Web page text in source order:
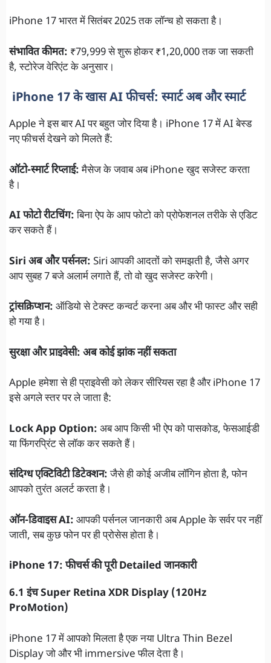
iPhone 17 भारत में सितंबर 2025 तक लॉन्च हो सकता है।
संभावित कीमत: ₹79,999 से शुरू होकर ₹1,20,000 तक जा सकती
है, स्टोरेज वेरिएंट के अनुसार।
iPhone 17 के खास AI फीचर्स: स्मार्ट अब और स्मार्ट
Apple ने इस बार AI पर बहुत जोर दिया है। iPhone 17 में AI बेस्ड
नए फीचर्स देखने को मिलते हैं:
ऑटो-स्मार्ट रिप्लाई:मैसेज के जवाब अब iPhone खुद सजेस्ट करता
है।
AI फोटो रीटचिंग:बिना ऐप के आप फोटो को प्रोफेशनल तरीके से एडिट
कर सकते हैं।
Siri अब और पर्सनल: Siri आपकी आदतों को समझती है, जैसे अगर
आप सुबह 7 बजे अलार्म लगाते हैं, तो वो खुद सजेस्ट करेगी।
ट्रांसक्रिप्शन: ऑडियो से टेक्स्ट कन्वर्ट करना अब और भी फास्ट और सही
हो गया है।
सुरक्षा और प्राइवेसी: अब कोई झांक नहीं सकता
Apple हमेशा से ही प्राइवेसी को लेकर सीरियस रहा है और iPhone 17
इसे अगले स्तर पर ले जाता है:
Lock App Option: अब आप किसी भी ऐप को पासकोड, फेसआईडी
या फिंगरप्रिंट से लॉक कर सकते हैं।
संदिग्ध एक्टिविटी डिटेक्शन:जैसे ही कोई अजीब लॉगिन होता है, फोन
आपको तुरंत अलर्ट करता है।
ऑन-डिवाइस AI: आपकी पर्सनल जानकारी अब Apple के सर्वर पर नहीं
जाती, सब कुछ फोन पर ही प्रोसेस होता है।
iPhone 17: फीचर्स की पूरी Detailed जानकारी
6.1 इंच Super Retina XDR Display (120Hz
ProMotion)
iPhone 17 में आपको मिलता है एक नया Ultra Thin Bezel
Display जो और भी immersive फील देता है।